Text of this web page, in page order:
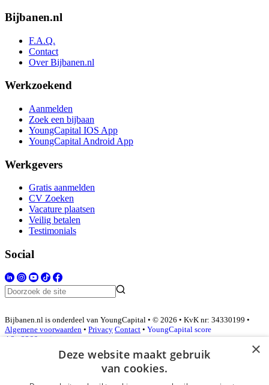
Bijbanen.nl
F.A.Q.
Contact
Over Bijbanen.nl
Werkzoekend
Aanmelden
Zoek een bijbaan
YoungCapital IOS App
YoungCapital Android App
Werkgevers
Gratis aanmelden
CV Zoeken
Vacature plaatsen
Veilig betalen
Testimonials
Social
Bijbanen.nl is onderdeel van YoungCapital • © 2026 • KvK nr: 34330199 •
Algemene voorwaarden • Privacy Contact • YoungCapital score
4.3 - 3366 reviews
Inloggen als bedrijf
×
Deze website maakt gebruik
van cookies.